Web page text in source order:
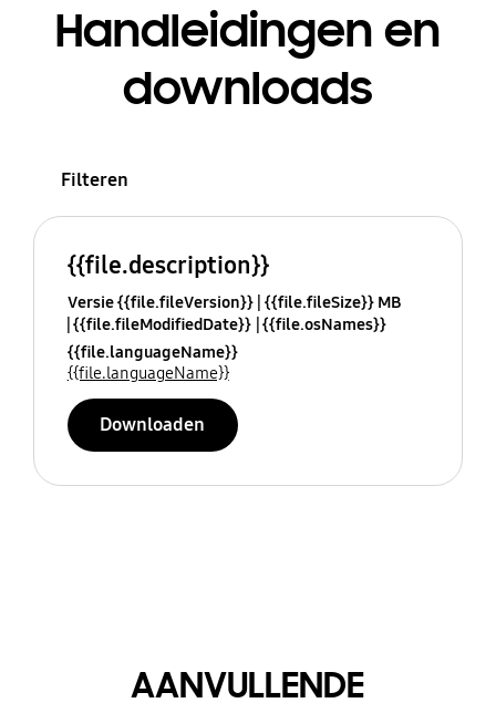
Handleidingen en
downloads
Filteren
{{file.description}}
Versie {{file.fileVersion}} {{file.fileSize}} MB
{{file.fileModifiedDate}} {{file.osNames}}
{{file.languageName}}
{{file.languageName}}
Downloaden
AANVULLENDE